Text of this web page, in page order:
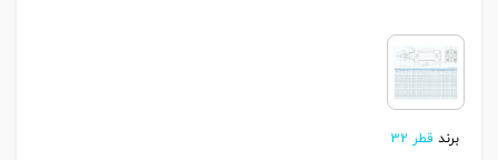
برند قطر 32